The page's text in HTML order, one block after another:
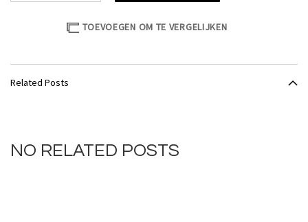
TOEVOEGEN OM TE VERGELIJKEN
Related Posts
NO RELATED POSTS